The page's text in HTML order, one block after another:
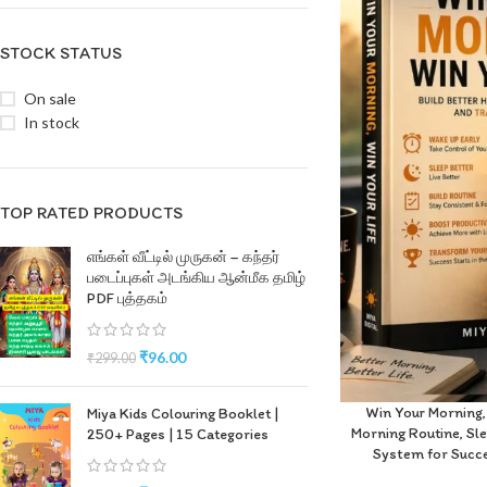
STOCK STATUS
On sale
In stock
TOP RATED PRODUCTS
எங்கள் வீட்டில் முருகன் – கந்தர்
படைப்புகள் அடங்கிய ஆன்மீக தமிழ்
PDF புத்தகம்
₹299.00 ₹96.00
Miya Kids Colouring Booklet |
250+ Pages | 15 Categories
Win Your
Morning Routine,
System for